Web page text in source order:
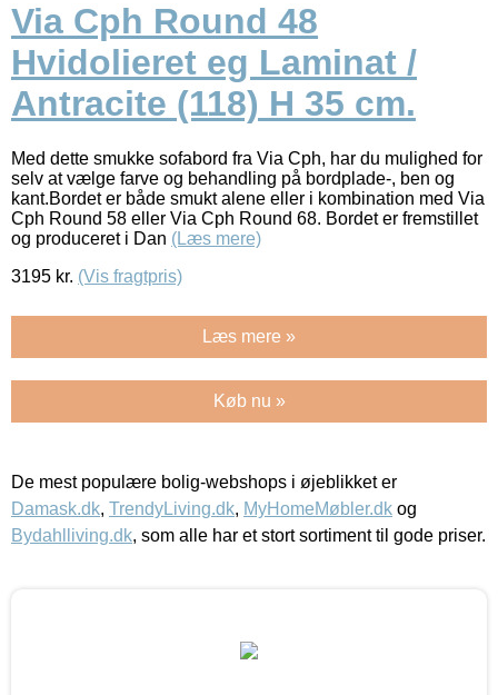
Via Cph Round 48
Hvidolieret eg Laminat /
Antracite (118) H 35 cm.
Med dette smukke sofabord fra Via Cph, har du mulighed for
selv at vælge farve og behandling på bordplade-, ben og
kant.Bordet er både smukt alene eller i kombination med Via
Cph Round 58 eller Via Cph Round 68. Bordet er fremstillet
og produceret i Dan (Læs mere)
3195 kr. (Vis fragtpris)
Læs mere »
Køb nu »
De mest populære bolig-webshops i øjeblikket er
Damask.dk, TrendyLiving.dk, MyHomeMøbler.dk og
Bydahlliving.dk, som alle har et stort sortiment til gode priser.